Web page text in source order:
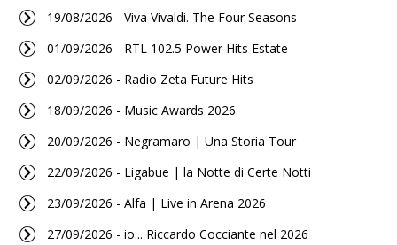
19/08/2026 - Viva Vivaldi. The Four Seasons
01/09/2026 - RTL 102.5 Power Hits Estate
02/09/2026 - Radio Zeta Future Hits
18/09/2026 - Music Awards 2026
20/09/2026 - Negramaro | Una Storia Tour
22/09/2026 - Ligabue | la Notte di Certe Notti
23/09/2026 - Alfa | Live in Arena 2026
27/09/2026 - io... Riccardo Cocciante nel 2026